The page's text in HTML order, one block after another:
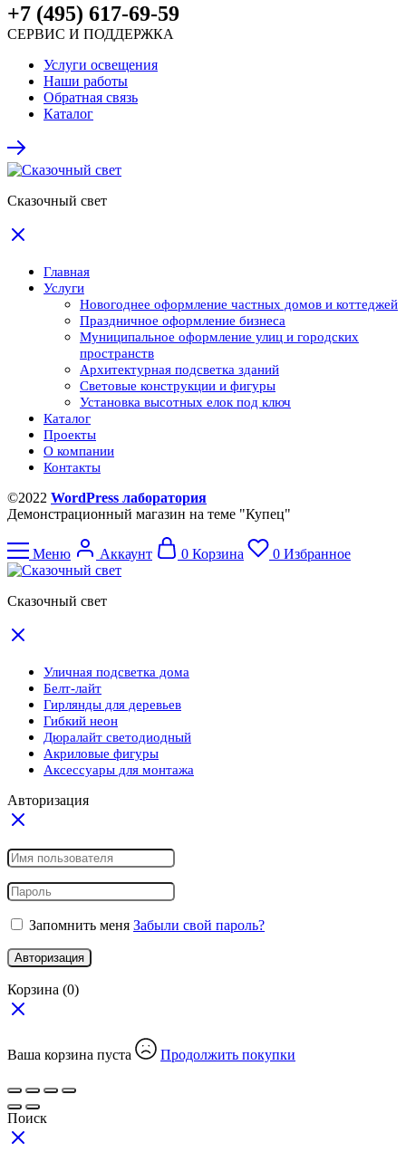
+7 (495) 617-69-59
СЕРВИС И ПОДДЕРЖКА
Услуги освещения
Наши работы
Обратная связь
Каталог
Сказочный свет
Главная
Услуги
Новогоднее оформление частных домов и коттеджей
Праздничное оформление бизнеса
Муниципальное оформление улиц и городских
пространств
Архитектурная подсветка зданий
Световые конструкции и фигуры
Установка высотных елок под ключ
Каталог
Проекты
О компании
Контакты
©2022 WordPress лаборатория
Демонстрационный магазин на теме "Купец"
Меню Аккаунт 0 Корзина 0 Избранное
Сказочный свет
Уличная подсветка дома
Белт-лайт
Гирлянды для деревьев
Гибкий неон
Дюралайт светодиодный
Акриловые фигуры
Аксессуары для монтажа
Авторизация
Запомнить меня Забыли свой пароль?
Авторизация
Корзина (0)
Ваша корзина пуста Продолжить покупки
Поиск